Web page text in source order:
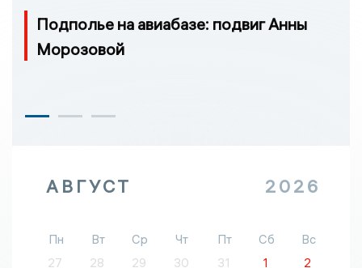
Подполье на авиабазе: подвиг Анны
Морозовой
АВГУСТ 2026
Пн Вт Ср Чт Пт Сб
Вс
27
28 29 30 31 1 2